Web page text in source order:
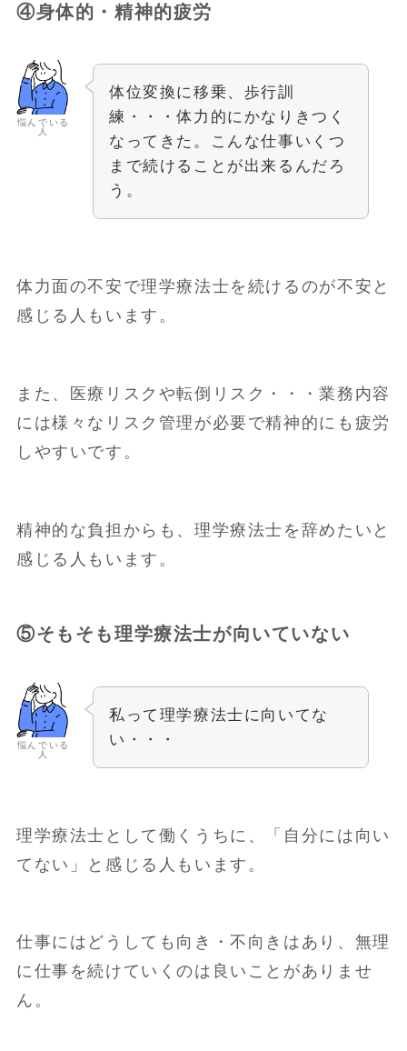
④身体的・精神的疲労
悩んでいる
人
体位変換に移乗、歩行訓
練・・・体力的にかなりきつく
なってきた。こんな仕事いくつ
まで続けることが出来るんだろ
う。
体力面の不安で理学療法士を続けるのが不安と
感じる人もいます。
また、医療リスクや転倒リスク・・・業務内容
には様々なリスク管理が必要で精神的にも疲労
しやすいです。
精神的な負担からも、理学療法士を辞めたいと
感じる人もいます。
⑤そもそも理学療法士が向いていない
悩んでいる
人
私って理学療法士に向いてな
い・・・
理学療法士として働くうちに、「自分には向い
てない」と感じる人もいます。
仕事にはどうしても向き・不向きはあり、無理
に仕事を続けていくのは良いことがありませ
ん。